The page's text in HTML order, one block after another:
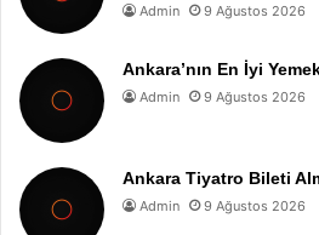
Admin 9 Ağustos 2026
Ankara’nın En İyi
Admin 9 Ağustos 2026
Ankara Tiyatro Bileti
Admin 9 Ağustos 2026